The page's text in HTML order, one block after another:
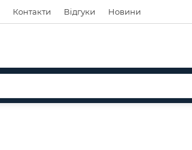
Контакти Відгуки Новини